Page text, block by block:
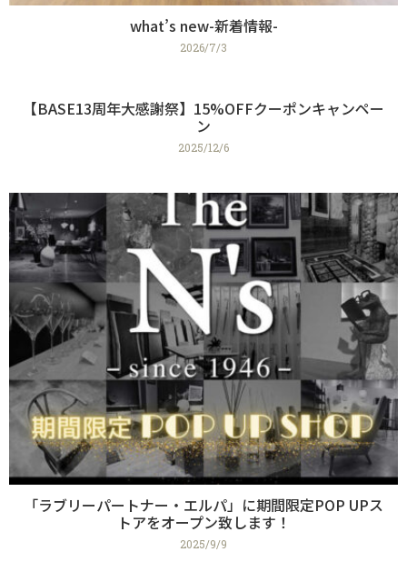
what’s new-新着情報-
2026/7/3
【BASE13周年大感謝祭】15%OFFクーポンキャンペー
ン
2025/12/6
「ラブリーパートナー・エルパ」に期間限定POP UPス
トアをオープン致します！
2025/9/9